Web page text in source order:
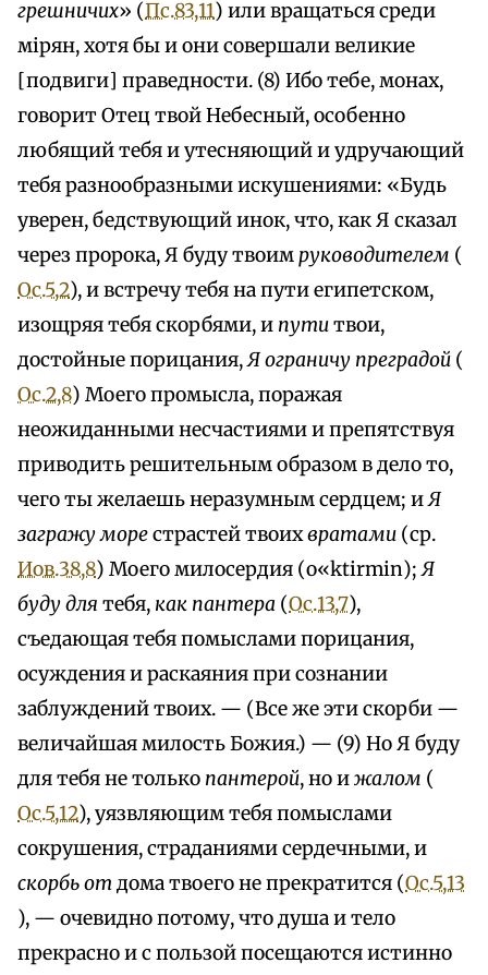
грешничих» (Пс.83,11) или вращаться среди
мiрян, хотя бы и они совершали великие
[подвиги] праведности. (8) Ибо тебе, монах,
говорит Отец твой Небесный, особенно
любящий тебя и утесняющий и удручающий
тебя разнообразными искушениями: «Будь
уверен, бедствующий инок, что, как Я сказал
через пророка, Я буду твоимруководителем (
Ос.5,2), и встречу тебя на пути египетском,
изощряя тебя скорбями, и путитвои,
достойные порицания,Я ограничу преградой (
Ос.2,8) Моего промысла, поражая
неожиданными несчастиями и препятствуя
приводить решительным образом в дело то,
чего ты желаешь неразумным сердцем; иЯ
загражу морестрастей твоихвратами (ср.
Иов.38,8) Моего милосердия (o«ktirmin);Я
буду для тебя, как пантера (Ос.13,7),
съедающая тебя помыслами порицания,
осуждения и раскаяния при сознании
заблуждений твоих. — (Все же эти скорби —
величайшая милость Божия.) — (9) Но Я буду
для тебя не только пантерой, но ижалом (
Ос.5,12), уязвляющим тебя помыслами
сокрушения, страданиями сердечными, и
скорбь отдома твоего не прекратится (Ос.5,13
), — очевидно потому, что душа и тело
прекрасно и с пользой посещаются истинно